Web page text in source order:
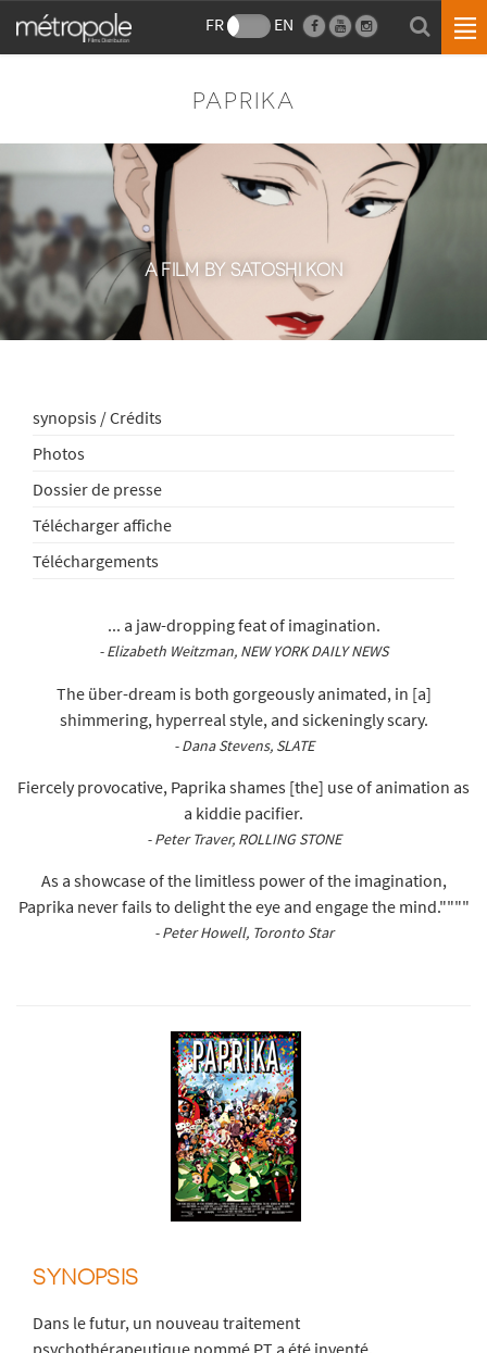
FR EN
PAPRIKA
A FILM BY SATOSHI KON
synopsis / Crédits
Photos
Dossier de presse
Télécharger affiche
Téléchargements
... a jaw-dropping feat of imagination.
- Elizabeth Weitzman, NEW YORK DAILY NEWS
The über-dream is both gorgeously animated, in [a]
shimmering, hyperreal style, and sickeningly scary.
- Dana Stevens, SLATE
Fiercely provocative, Paprika shames [the] use of animation as
a kiddie pacifier.
- Peter Traver, ROLLING STONE
As a showcase of the limitless power of the imagination,
Paprika never fails to delight the eye and engage the mind.""""
- Peter Howell, Toronto Star
SYNOPSIS
Dans le futur, un nouveau traitement
psychothérapeutique nommé PT a été inventé.